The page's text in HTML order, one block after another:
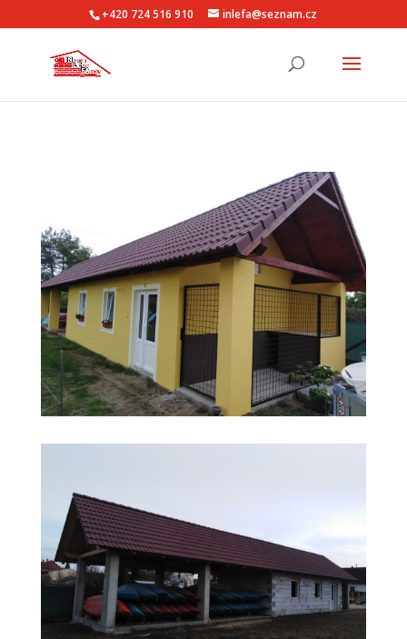
+420 724 516 910 inlefa@seznam.cz